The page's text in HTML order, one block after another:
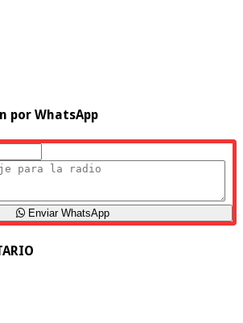
por WhatsApp
Enviar WhatsApp